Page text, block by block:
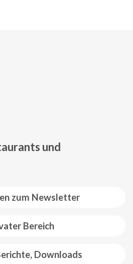
zum Newsletter
Bereich
Downloads
und